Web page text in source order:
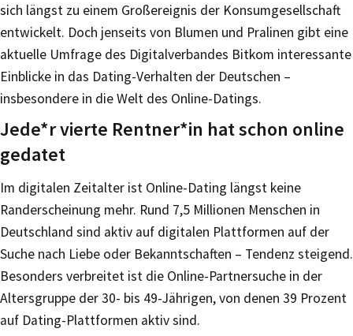
sich längst zu einem Großereignis der Konsumgesellschaft
entwickelt. Doch jenseits von Blumen und Pralinen gibt eine
aktuelle Umfrage des Digitalverbandes Bitkom interessante
Einblicke in das Dating-Verhalten der Deutschen –
insbesondere in die Welt des Online-Datings.
Jede*r vierte Rentner*in hat schon online
gedatet
Im digitalen Zeitalter ist Online-Dating längst keine
Randerscheinung mehr. Rund 7,5 Millionen Menschen in
Deutschland sind aktiv auf digitalen Plattformen auf der
Suche nach Liebe oder Bekanntschaften – Tendenz steigend.
Besonders verbreitet ist die Online-Partnersuche in der
Altersgruppe der 30- bis 49-Jährigen, von denen 39 Prozent
auf Dating-Plattformen aktiv sind.